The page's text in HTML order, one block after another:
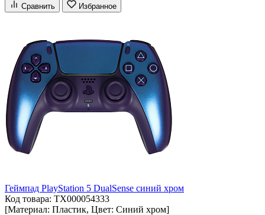
Сравнить Избранное
Геймпад PlayStation 5 DualSense синий хром
Код товара: ТХ000054333
[Материал: Пластик, Цвет: Синий хром]